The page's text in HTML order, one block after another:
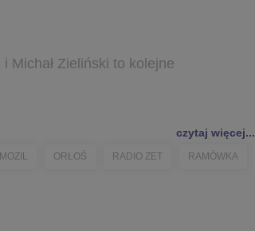
Michał Zieliński to kolejne
czytaj więcej...
MOZIL ORŁOŚ RADIO ZET RAMÓWKA